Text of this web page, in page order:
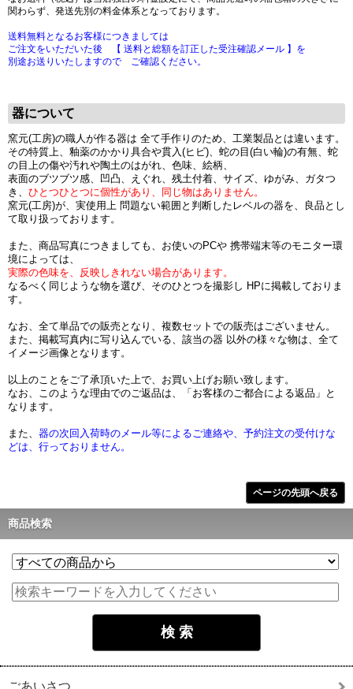
関わらず、発送先別の料金体系となっております。
送料無料となるお客様につきましては
ご注文をいただいた後 【 送料と総額を訂正した受注確認メール 】を
別途お送りいたしますので ご確認ください。
器について
窯元(工房)の職人が作る器は 全て手作りのため、工業製品とは違います。
その特質上、釉薬のかかり具合や貫入(ヒビ)、蛇の目(白い輪)の有無、蛇
の目上の傷や汚れや陶土のはがれ、色味、絵柄、
表面のブツブツ感、凹凸、えぐれ、残土付着、サイズ、ゆがみ、ガタつ
き、 ひとつひとつに個性があり、同じ物はありません。
窯元(工房)が、実使用上 問題ない範囲と判断したレベルの器を、良品とし
て取り扱っております。
また、商品写真につきましても、お使いのPCや 携帯端末等のモニター環
境によっては、
実際の色味を、反映しきれない場合があります。
なるべく同じような物を選び、そのひとつを撮影し HPに掲載しておりま
す。
なお、全て単品での販売となり、複数セットでの販売はございません。
また、掲載写真内に写り込んでいる、該当の器 以外の様々な物は、全て
イメージ画像となります。
以上のことをご了承頂いた上で、お買い上げお願い致します。
なお、このような理由でのご返品は、「お客様のご都合による返品」と
なります。
また、 器の次回入荷時のメール等によるご連絡や、予約注文の受付けな
どは、行っておりません。
ページの先頭へ戻る
商品検索
ごあいさつ